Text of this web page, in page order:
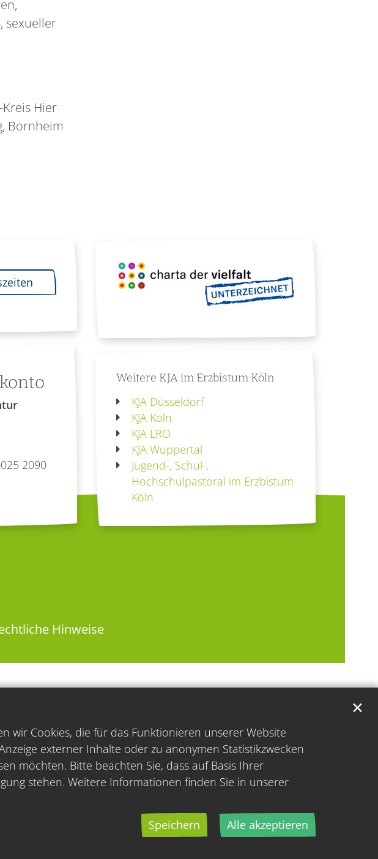
wir Cookies, die für das Funktionieren unserer Website
externer Inhalte oder zu anonymen Statistikzwecken
möchten. Bitte beachten Sie, dass auf Basis Ihrer
stehen. Weitere Informationen finden Sie in unserer
Speichern Alle akzeptieren
✕
sexueller
Kreis Hier
Bornheim
2090
Weitere KJA im Erzbistum Köln
KJA Düsseldorf
KJA Köln
KJA LRO
KJA Wuppertal
Jugend-, Schul-,
Hochschulpastoral im Erzbistum
Köln
Hinweise